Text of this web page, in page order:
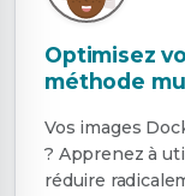
Optimisez
méthode
Vos images
? Apprenez à
réduire